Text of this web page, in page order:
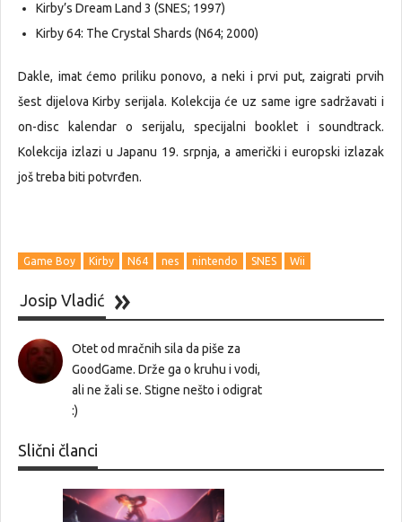
Kirby’s Dream Land 3 (SNES; 1997)
Kirby 64: The Crystal Shards (N64; 2000)
Dakle, imat ćemo priliku ponovo, a neki i prvi put, zaigrati prvih
šest dijelova Kirby serijala. Kolekcija će uz same igre sadržavati i
on-disc kalendar o serijalu, specijalni booklet i soundtrack.
Kolekcija izlazi u Japanu 19. srpnja, a američki i europski izlazak
još treba biti potvrđen.
Game Boy Kirby N64 nes nintendo SNES Wii
Josip Vladić
Otet od mračnih sila da piše za
GoodGame. Drže ga o kruhu i vodi,
ali ne žali se. Stigne nešto i odigrat
:)
Slični članci